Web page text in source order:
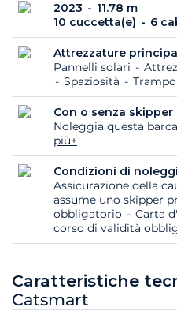
2023
11.78 m
10 cuccetta(e)
6
Attrezzature
Pannelli solari
Spaziosità
Con o senza skipper
Noleggia questa
più+
Condizioni di
Assicurazione della
assume uno skipper
obbligatorio
Carta
corso di validità
Caratteristiche
Catsmart